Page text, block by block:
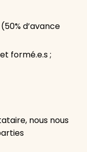
d’avance
formé.e.s ;
nous nous